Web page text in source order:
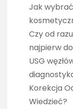
Jak
Czy od
najpierw
USG
Korekcja
Wiedzieć?